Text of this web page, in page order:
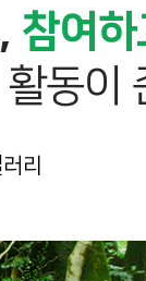
참여
동이
리